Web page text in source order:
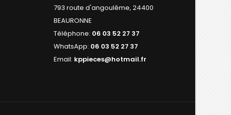
793 route d'angoulême, 24400
BEAURONNE
Téléphone: 06 03 52 27 37
WhatsApp: 06 03 52 27 37
Email: kppieces@hotmail.fr